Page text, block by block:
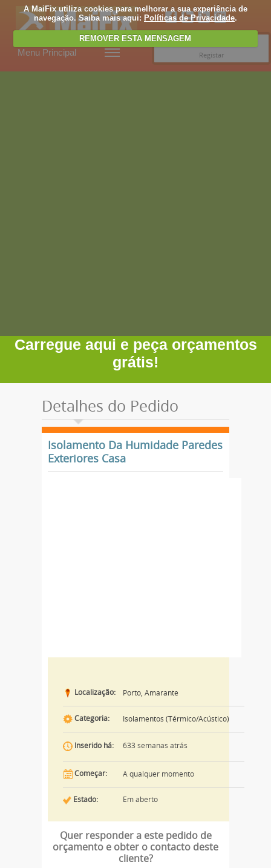
A MaiFix utiliza cookies para melhorar a sua experiência de
navegação. Saiba mais aqui: Políticas de Privacidade.
REMOVER ESTA MENSAGEM
Menu Principal
Registar
Carregue aqui e peça orçamentos
grátis!
Detalhes do Pedido
Isolamento Da Humidade Paredes
Exteriores Casa
Localização: Porto, Amarante
Categoria: Isolamentos (Térmico/Acústico)
Inserido há: 633 semanas atrás
Começar: A qualquer momento
Estado: Em aberto
Quer responder a este pedido de
orçamento e obter o contacto deste
cliente?